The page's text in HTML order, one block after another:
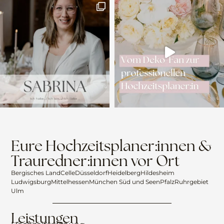
Eure Hochzeitsplaner:innen &
Trauredner:innen vor Ort
Bergisches LandCelleDüsseldorfHeidelbergHildesheim
LudwigsburgMittelhessenMünchen Süd und SeenPfalzRuhrgebiet
Ulm
Leistungen